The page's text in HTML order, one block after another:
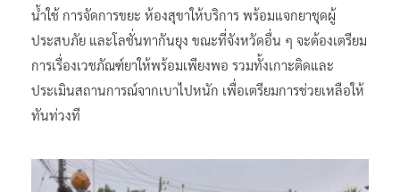
น้ำใช้ การจัดการขยะ ห้องสุขาให้บริการ พร้อมแจกยาชุดผู้
ประสบภัย และโลชั่นทากันยุง ขณะที่จังหวัดอื่น​ ๆ จะต้องเตรียม
การเรื่องเวชภัณฑ์ยาให้พร้อมเพียงพอ รวมทั้งเกาะติดและ
ประเมินสถานการณ์จากเบาไปหนัก เพื่อเตรียมการช่วยเหลือให้
ทันท่วงที